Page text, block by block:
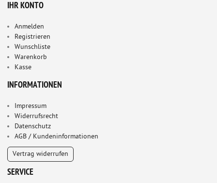
IHR KONTO
Anmelden
Registrieren
Wunschliste
Warenkorb
Kasse
INFORMATIONEN
Impressum
Widerrufsrecht
Datenschutz
AGB / Kundeninformationen
Vertrag widerrufen
SERVICE